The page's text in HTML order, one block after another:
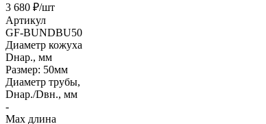
3 680 ₽/шт
Артикул
GF-BUNDBU50
Диаметр кожуха
Dнар., мм
Размер: 50мм
Диаметр трубы,
Dнар./Dвн., мм
-
Max длина